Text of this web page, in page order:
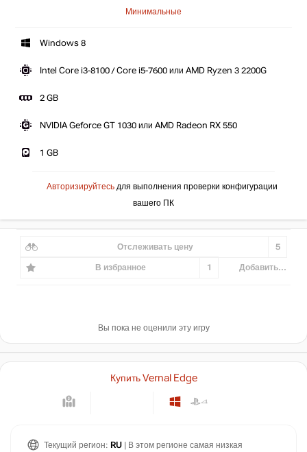
Минимальные
Windows 8
Intel Core i3-8100 / Core i5-7600 или AMD Ryzen 3 2200G
2 GB
NVIDIA Geforce GT 1030 или AMD Radeon RX 550
1 GB
Авторизируйтесь для выполнения проверки конфигурации
вашего ПК
Отслеживать цену 5
В избранное 1 Добавить...
Вы пока не оценили эту игру
Купить Vernal Edge
Текущий регион: RU | В этом регионе самая низкая